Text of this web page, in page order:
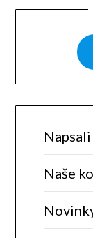
Napsali
Naše